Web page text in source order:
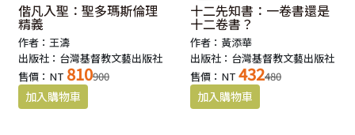
偕凡入聖：聖多瑪斯倫理
精義
作者：王濤
出版社：台灣基督教文藝出版社
售價：NT 810900
十二先知書：一卷書還是
十二卷書？
作者：黃添華
出版社：台灣基督教文藝出版社
售價：NT 432480